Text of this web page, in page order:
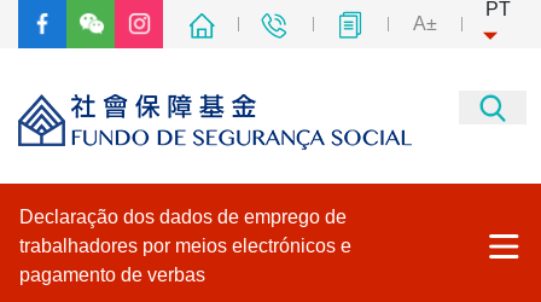
A±
PT
Declaração dos dados de emprego de
trabalhadores por meios electrónicos e
pagamento de verbas